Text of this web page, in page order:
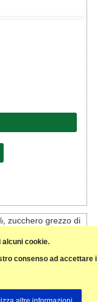
alcuni cookie.
consenso ad accettare i
zucchero grezzo di
carbomato di
Biologico.